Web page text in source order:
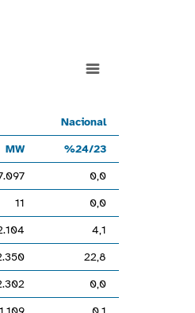
Nacional
MW
%24/23
0,0
11
0,0
4,1
22,8
0,0